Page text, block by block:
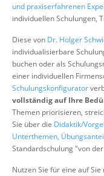
Wissen
Suche
und praxiserfahrenen
individuellen Schulungen,
Diese von Dr. Holger
individualisierbare
buchen oder als
einer individuellen
Schulungskonfigurator
vollständig auf Ihre
Themen priorisieren,
Sie über die Didaktik/
Unterthemen,
Standardschulung "von
Nutzen Sie für eine auf